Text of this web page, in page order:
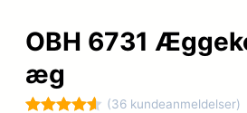
OBH 6731
æg
(36 kundeanmeldelser)